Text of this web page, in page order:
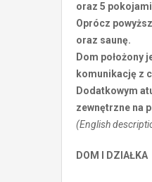
oraz 5
Oprócz
oraz saunę.
Dom położony
komunikację z
Dodatkowym
zewnętrzne na
(English
DOM I DZIAŁKA